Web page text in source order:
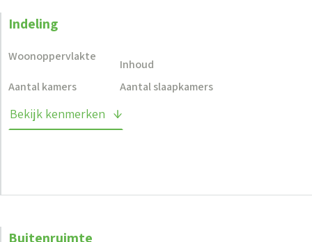
Indeling
Woonoppervlakte
Inhoud
Aantal kamers
Aantal slaapkamers
Bekijk kenmerken
Buitenruimte